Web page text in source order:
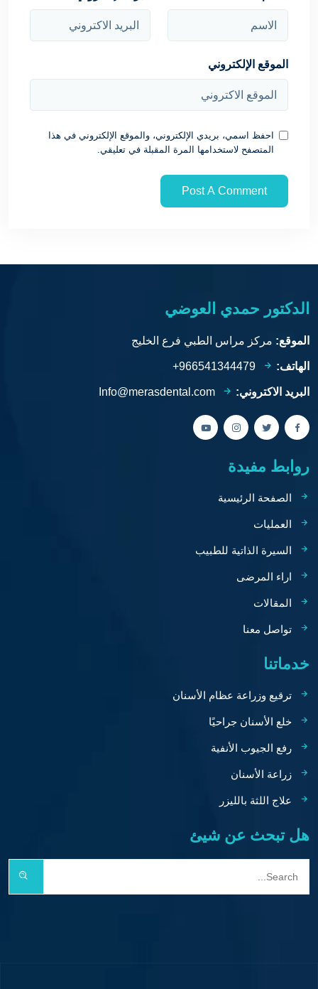
الموقع الإلكتروني
احفظ اسمي، بريدي الإلكتروني، والموقع الإلكتروني في هذا
المتصفح لاستخدامها المرة المقبلة في تعليقي.
الدكتور حمدي العوضي
الموقع: مركز مراس الطبي فرع الخليج
الهاتف: 966541344479+
البريد الاكتروني: Info@merasdental.com
روابط مفيدة
الصفحة الرئيسية
العمليات
السيرة الذاتية للطبيب
اراء المرضى
المقالات
تواصل معنا
خدماتنا
ترقيع وزراعة عظام الأسنان
خلع الأسنان جراحيًا
رفع الجيوب الأنفية
زراعة الأسنان
علاج اللثة بالليزر
هل تبحث عن شيئ